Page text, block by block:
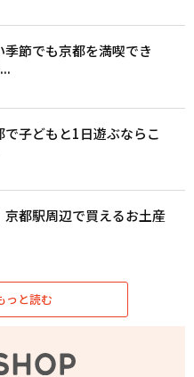
季節でも京都を満喫でき
で子どもと1日遊ぶならこ
京都駅周辺で買えるお土産
っと読む